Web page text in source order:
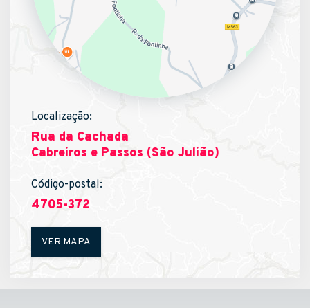
Localização:
Rua da Cachada
Cabreiros e Passos (São Julião)
Código-postal:
4705-372
VER MAPA